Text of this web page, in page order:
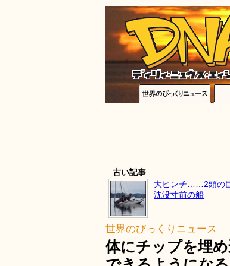
古い記事
大ピンチ……2頭の
沈没寸前の船
世界のびっくりニュース
体にチップを埋